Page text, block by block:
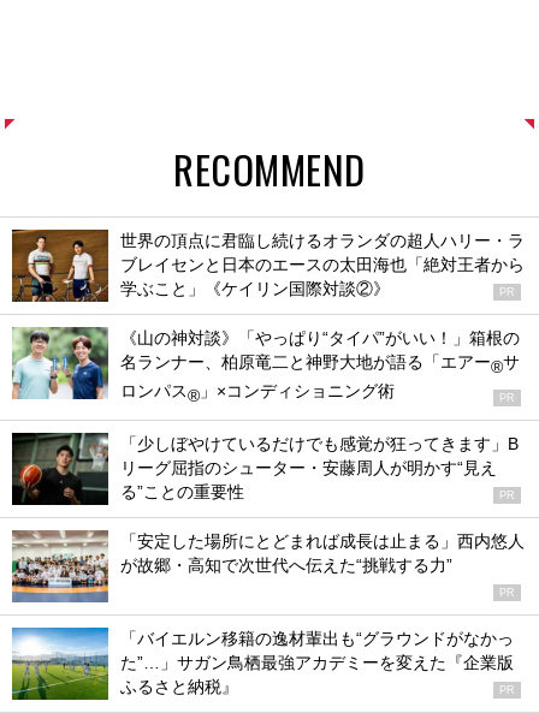
RECOMMEND
世界の頂点に君臨し続けるオランダの超人ハリー・ラ
ブレイセンと日本のエースの太田海也「絶対王者から
学ぶこと」《ケイリン国際対談②》
PR
《山の神対談》「やっぱり“タイパ”がいい！」箱根の
名ランナー、柏原竜二と神野大地が語る「エアー®サ
ロンパス® 」×コンディショニング術 PR
「少しぼやけているだけでも感覚が狂ってきます」B
リーグ屈指のシューター・安藤周人が明かす“見え
る”ことの重要性
PR
「安定した場所にとどまれば成長は止まる」西内悠人
が故郷・高知で次世代へ伝えた“挑戦する力”
PR
「バイエルン移籍の逸材輩出も“グラウンドがなかっ
た”…」サガン鳥栖最強アカデミーを変えた『企業版
ふるさと納税』
PR